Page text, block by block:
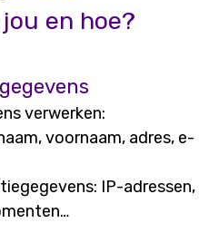
en hoe?
verwerken:
voornaam, adres, e-
IP-adressen,